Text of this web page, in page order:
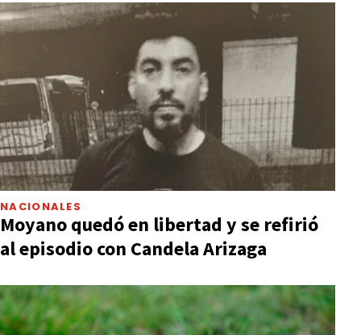
NACIONALES
Moyano quedó en libertad y se refirió
al episodio con Candela Arizaga